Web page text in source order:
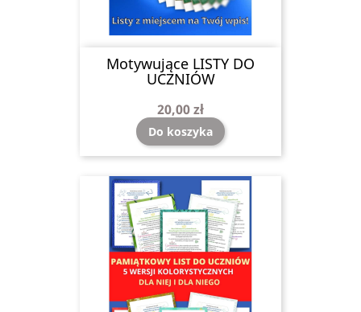
Motywujące LISTY DO
UCZNIÓW
20,00 zł
Do koszyka